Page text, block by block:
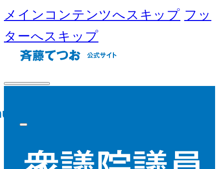
メインコンテンツへスキップ フッ
ターへスキップ